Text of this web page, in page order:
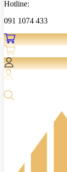
Hotline:
091 1074 433